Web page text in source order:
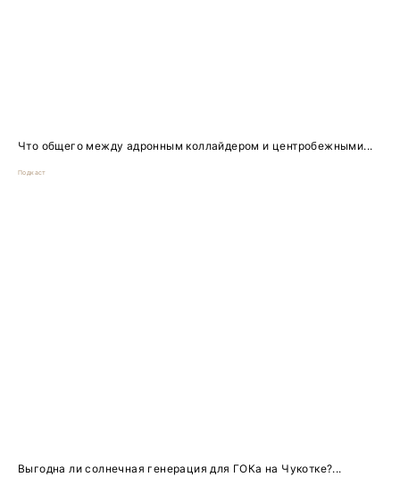
Что общего между адронным коллайдером и центробежными...
Подкаст
Выгодна ли солнечная генерация для ГОКа на Чукотке?...